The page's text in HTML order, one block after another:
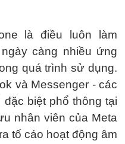
là điều luôn làm
càng nhiều ứng
quá trình sử dụng.
và Messenger - các
biệt phổ thông tại
nhân viên của Meta
tố cáo hoạt động âm